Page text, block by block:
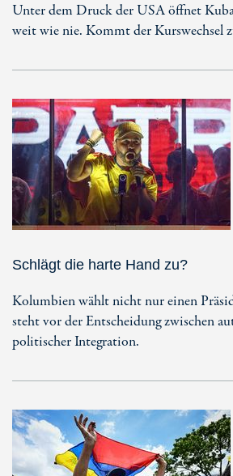
Unter dem Druck der USA öffnet
weit wie nie. Kommt der Kurswechsel
Schlägt die harte Hand zu?
Kolumbien wählt nicht nur einen
steht vor der Entscheidung zwischen
politischer Integration.